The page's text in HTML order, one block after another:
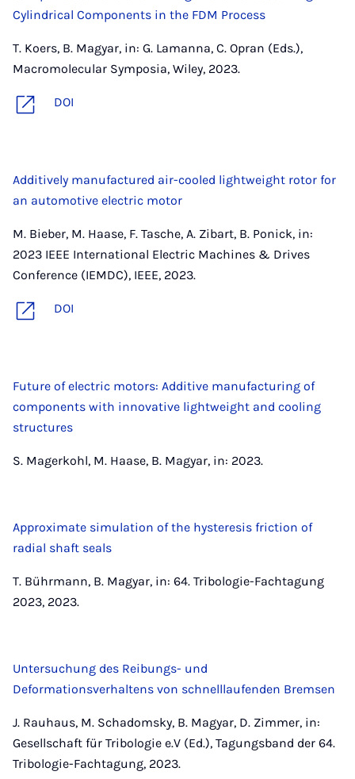
Cylindrical Components in the FDM Process
T. Koers, B. Magyar, in: G. Lamanna, C. Opran (Eds.),
Macromolecular Symposia, Wiley, 2023.
DOI
Additively manufactured air-cooled lightweight rotor for
an automotive electric motor
M. Bieber, M. Haase, F. Tasche, A. Zibart, B. Ponick, in:
2023 IEEE International Electric Machines & Drives
Conference (IEMDC), IEEE, 2023.
DOI
Future of electric motors: Additive manufacturing of
components with innovative lightweight and cooling
structures
S. Magerkohl, M. Haase, B. Magyar, in: 2023.
Approximate simulation of the hysteresis friction of
radial shaft seals
T. Bührmann, B. Magyar, in: 64. Tribologie-Fachtagung
2023, 2023.
Untersuchung des Reibungs- und
Deformationsverhaltens von schnelllaufenden Bremsen
J. Rauhaus, M. Schadomsky, B. Magyar, D. Zimmer, in:
Gesellschaft für Tribologie e.V (Ed.), Tagungsband der 64.
Tribologie-Fachtagung, 2023.